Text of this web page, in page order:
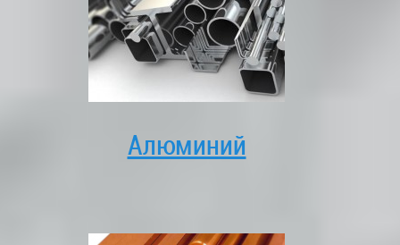
Алюминий